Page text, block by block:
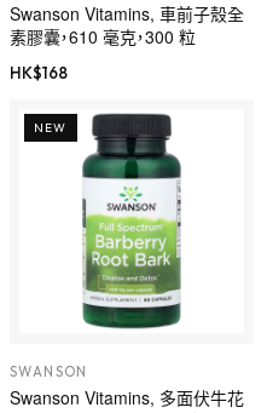
Swanson Vitamins, 車前子殼全
素膠囊，610 毫克，300 粒
HK$168
NEW
SWANSON
Swanson Vitamins, 多面伏牛花